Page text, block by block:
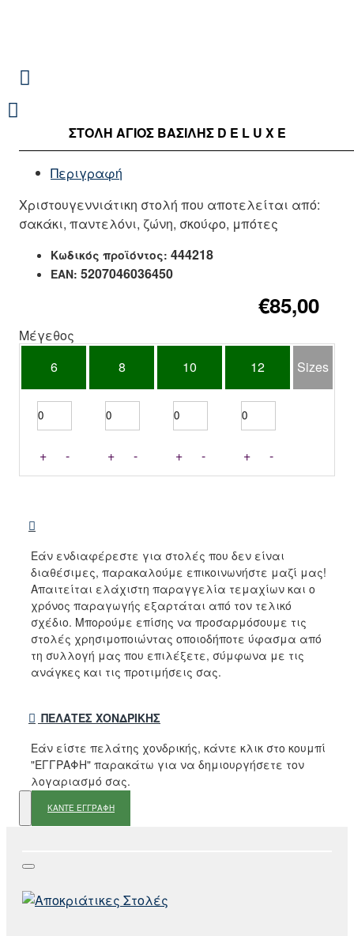
ΣΤΟΛΉ ΑΓΙΟΣ ΒΑΣΙΛΗΣ D E L U X E
Περιγραφή
Χριστουγεννιάτικη στολή που αποτελείται από:
σακάκι, παντελόνι, ζώνη, σκούφο, μπότες
Κωδικός προϊόντος: 444218
EAN: 5207046036450
€85,00
Μέγεθος
6
8 10 12 Sizes
+ - + - + - + -
Εάν ενδιαφέρεστε για στολές που δεν είναι
διαθέσιμες, παρακαλούμε επικοινωνήστε μαζί μας!
Απαιτείται ελάχιστη παραγγελία τεμαχίων και ο
χρόνος παραγωγής εξαρτάται από τον τελικό
σχέδιο. Μπορούμε επίσης να προσαρμόσουμε τις
στολές χρησιμοποιώντας οποιοδήποτε ύφασμα από
τη συλλογή μας που επιλέξετε, σύμφωνα με τις
ανάγκες και τις προτιμήσεις σας.
ΠΕΛΆΤΕΣ ΧΟΝΔΡΙΚΉΣ
Εάν είστε πελάτης χονδρικής, κάντε κλικ στο κουμπί
"ΕΓΓΡΑΦΗ" παρακάτω για να δημιουργήσετε τον
λογαριασμό σας.
ΚΑΝΤΕ ΕΓΓΡΑΦΗ